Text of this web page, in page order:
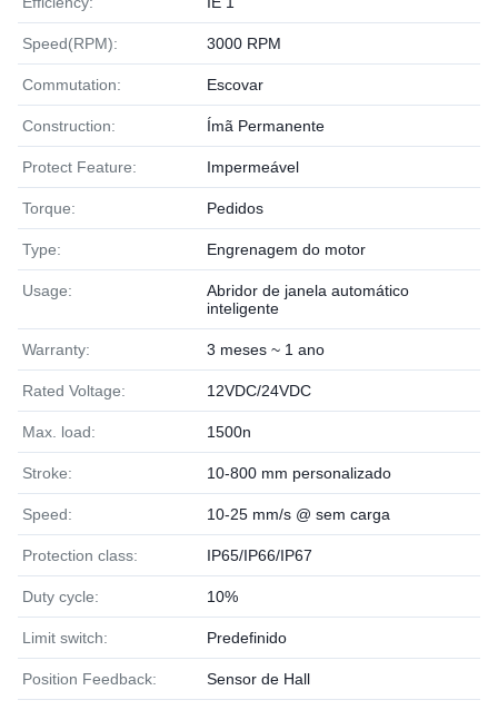
Speed(RPM): 3000 RPM
Commutation: Escovar
Construction: Ímã Permanente
Protect Feature: Impermeável
Torque: Pedidos
Type: Engrenagem do motor
Usage:
Abridor de janela automático
inteligente
Warranty: 3 meses ~ 1 ano
Rated Voltage: 12VDC/24VDC
Max. load: 1500n
Stroke: 10-800 mm personalizado
Speed: 10-25 mm/s @ sem carga
Protection class: IP65/IP66/IP67
Duty cycle: 10%
Limit switch: Predefinido
Position Feedback: Sensor de Hall